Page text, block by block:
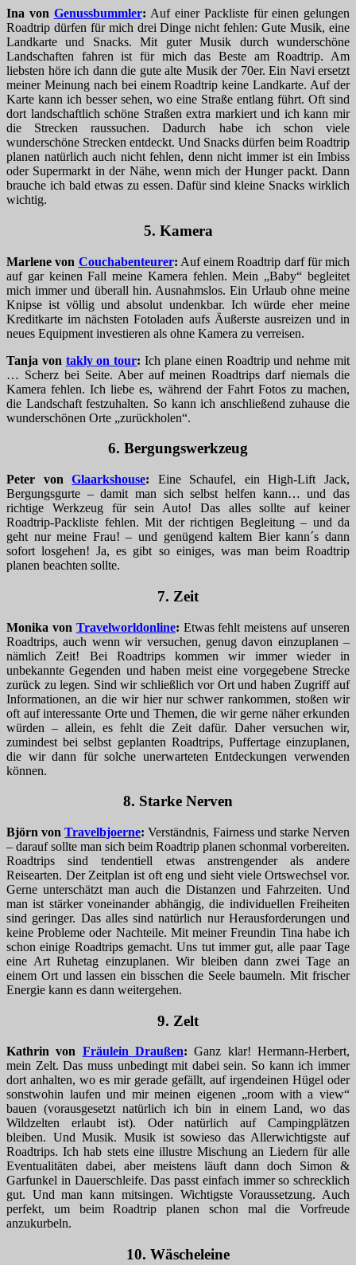
Ina von Genussbummler: Auf einer Packliste für einen gelungen
Roadtrip dürfen für mich drei Dinge nicht fehlen: Gute Musik, eine
Landkarte und Snacks. Mit guter Musik durch wunderschöne
Landschaften fahren ist für mich das Beste am Roadtrip. Am
liebsten höre ich dann die gute alte Musik der 70er. Ein Navi ersetzt
meiner Meinung nach bei einem Roadtrip keine Landkarte. Auf der
Karte kann ich besser sehen, wo eine Straße entlang führt. Oft sind
dort landschaftlich schöne Straßen extra markiert und ich kann mir
die Strecken raussuchen. Dadurch habe ich schon viele
wunderschöne Strecken entdeckt. Und Snacks dürfen beim Roadtrip
planen natürlich auch nicht fehlen, denn nicht immer ist ein Imbiss
oder Supermarkt in der Nähe, wenn mich der Hunger packt. Dann
brauche ich bald etwas zu essen. Dafür sind kleine Snacks wirklich
wichtig.
5. Kamera
Marlene von Couchabenteurer: Auf einem Roadtrip darf für mich
auf gar keinen Fall meine Kamera fehlen. Mein „Baby“ begleitet
mich immer und überall hin. Ausnahmslos. Ein Urlaub ohne meine
Knipse ist völlig und absolut undenkbar. Ich würde eher meine
Kreditkarte im nächsten Fotoladen aufs Äußerste ausreizen und in
neues Equipment investieren als ohne Kamera zu verreisen.
Tanja von takly on tour: Ich plane einen Roadtrip und nehme mit
… Scherz bei Seite. Aber auf meinen Roadtrips darf niemals die
Kamera fehlen. Ich liebe es, während der Fahrt Fotos zu machen,
die Landschaft festzuhalten. So kann ich anschließend zuhause die
wunderschönen Orte „zurückholen“.
6. Bergungswerkzeug
Peter vonGlaarkshouse: Eine Schaufel, ein High-Lift Jack,
Bergungsgurte – damit man sich selbst helfen kann… und das
richtige Werkzeug für sein Auto! Das alles sollte auf keiner
Roadtrip-Packliste fehlen. Mit der richtigen Begleitung – und da
geht nur meine Frau! – und genügend kaltem Bier kann´s dann
sofort losgehen! Ja, es gibt so einiges, was man beim Roadtrip
planen beachten sollte.
7. Zeit
Monika von Travelworldonline: Etwas fehlt meistens auf unseren
Roadtrips, auch wenn wir versuchen, genug davon einzuplanen –
nämlich Zeit! Bei Roadtrips kommen wir immer wieder in
unbekannte Gegenden und haben meist eine vorgegebene Strecke
zurück zu legen. Sind wir schließlich vor Ort und haben Zugriff auf
Informationen, an die wir hier nur schwer rankommen, stoßen wir
oft auf interessante Orte und Themen, die wir gerne näher erkunden
würden – allein, es fehlt die Zeit dafür. Daher versuchen wir,
zumindest bei selbst geplanten Roadtrips, Puffertage einzuplanen,
die wir dann für solche unerwarteten Entdeckungen verwenden
können.
8. Starke Nerven
Björn vonTravelbjoerne: Verständnis, Fairness und starke Nerven
– darauf sollte man sich beim Roadtrip planen schonmal vorbereiten.
Roadtrips sind tendentiell etwas anstrengender als andere
Reisearten. Der Zeitplan ist oft eng und sieht viele Ortswechsel vor.
Gerne unterschätzt man auch die Distanzen und Fahrzeiten. Und
man ist stärker voneinander abhängig, die individuellen Freiheiten
sind geringer. Das alles sind natürlich nur Herausforderungen und
keine Probleme oder Nachteile. Mit meiner Freundin Tina habe ich
schon einige Roadtrips gemacht. Uns tut immer gut, alle paar Tage
eine Art Ruhetag einzuplanen. Wir bleiben dann zwei Tage an
einem Ort und lassen ein bisschen die Seele baumeln. Mit frischer
Energie kann es dann weitergehen.
9. Zelt
Kathrin von Fräulein Draußen: Ganz klar! Hermann-Herbert,
mein Zelt. Das muss unbedingt mit dabei sein. So kann ich immer
dort anhalten, wo es mir gerade gefällt, auf irgendeinen Hügel oder
sonstwohin laufen und mir meinen eigenen „room with a view“
bauen (vorausgesetzt natürlich ich bin in einem Land, wo das
Wildzelten erlaubt ist). Oder natürlich auf Campingplätzen
bleiben. Und Musik. Musik ist sowieso das Allerwichtigste auf
Roadtrips. Ich hab stets eine illustre Mischung an Liedern für alle
Eventualitäten dabei, aber meistens läuft dann doch Simon &
Garfunkel in Dauerschleife. Das passt einfach immer so schrecklich
gut. Und man kann mitsingen. Wichtigste Voraussetzung. Auch
perfekt, um beim Roadtrip planen schon mal die Vorfreude
anzukurbeln.
10. Wäscheleine